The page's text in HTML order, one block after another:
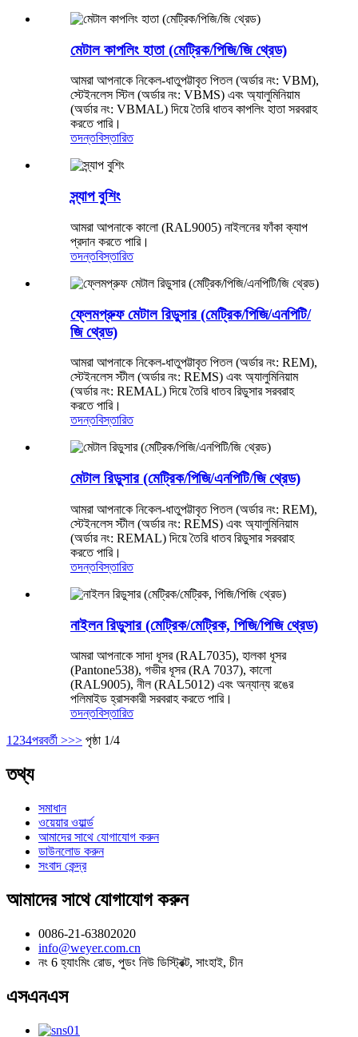
মেটাল কাপলিং হাতা (মেট্রিক/পিজি/জি থ্রেড)
আমরা আপনাকে নিকেল-ধাতুপট্টাবৃত পিতল (অর্ডার নং: VBM),
স্টেইনলেস স্টিল (অর্ডার নং: VBMS) এবং অ্যালুমিনিয়াম
(অর্ডার নং: VBMAL) দিয়ে তৈরি ধাতব কাপলিং হাতা সরবরাহ
করতে পারি।
তদন্তবিস্তারিত
স্ন্যাপ বুশিং
আমরা আপনাকে কালো (RAL9005) নাইলনের ফাঁকা ক্যাপ
প্রদান করতে পারি।
তদন্তবিস্তারিত
ফ্লেমপ্রুফ মেটাল রিডুসার (মেট্রিক/পিজি/এনপিটি/
জি থ্রেড)
আমরা আপনাকে নিকেল-ধাতুপট্টাবৃত পিতল (অর্ডার নং: REM),
স্টেইনলেস স্টীল (অর্ডার নং: REMS) এবং অ্যালুমিনিয়াম
(অর্ডার নং: REMAL) দিয়ে তৈরি ধাতব রিডুসার সরবরাহ
করতে পারি।
তদন্তবিস্তারিত
মেটাল রিডুসার (মেট্রিক/পিজি/এনপিটি/জি থ্রেড)
আমরা আপনাকে নিকেল-ধাতুপট্টাবৃত পিতল (অর্ডার নং: REM),
স্টেইনলেস স্টীল (অর্ডার নং: REMS) এবং অ্যালুমিনিয়াম
(অর্ডার নং: REMAL) দিয়ে তৈরি ধাতব রিডুসার সরবরাহ
করতে পারি।
তদন্তবিস্তারিত
নাইলন রিডুসার (মেট্রিক/মেট্রিক, পিজি/পিজি থ্রেড)
আমরা আপনাকে সাদা ধূসর (RAL7035), হালকা ধূসর
(Pantone538), গভীর ধূসর (RA 7037), কালো
(RAL9005), নীল (RAL5012) এবং অন্যান্য রঙের
পলিমাইড হ্রাসকারী সরবরাহ করতে পারি।
তদন্তবিস্তারিত
1 234পরবর্তী >>> পৃষ্ঠা 1/4
তথ্য
সমাধান
ওয়েয়ার ওয়ার্ল্ড
আমাদের সাথে যোগাযোগ করুন
ডাউনলোড করুন
সংবাদ কেন্দ্র
আমাদের সাথে যোগাযোগ করুন
0086-21-63802020
info@weyer.com.cn
নং 6 হ্যাংমিং রোড, পুডং নিউ ডিস্ট্রিক্ট, সাংহাই, চীন
এসএনএস